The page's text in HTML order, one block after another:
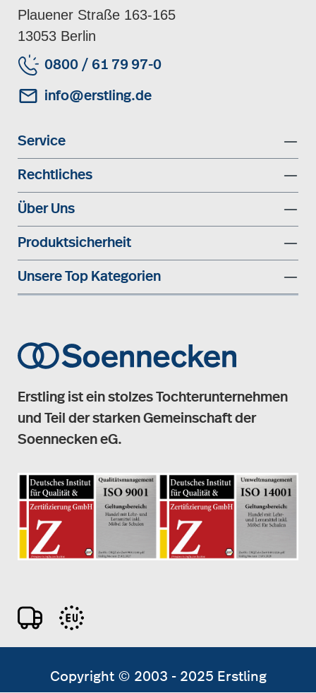
Plauener Straße 163-165
13053 Berlin
0800 / 61 79 97-0
info@erstling.de
Service
Rechtliches
Über Uns
Produktsicherheit
Unsere Top Kategorien
Erstling ist ein stolzes Tochterunternehmen
und Teil der starken Gemeinschaft der
Soennecken eG.
Copyright © 2003 - 2025 Erstling